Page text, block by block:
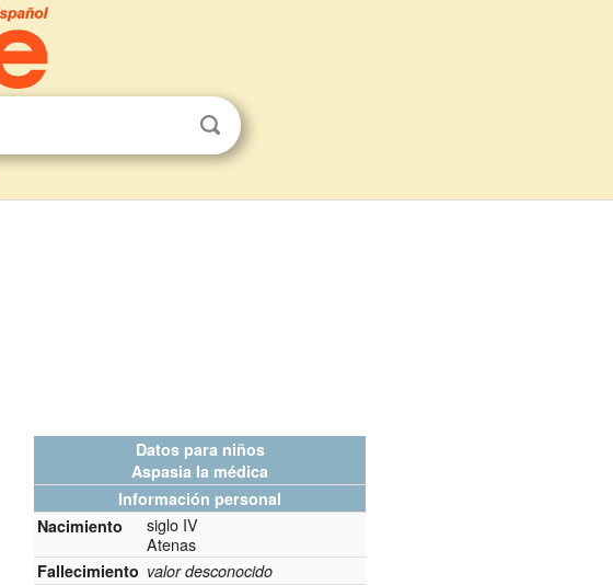
Datos para niños
Aspasia la médica
Información personal
Nacimiento
siglo IV
Atenas
Fallecimiento valor desconocido